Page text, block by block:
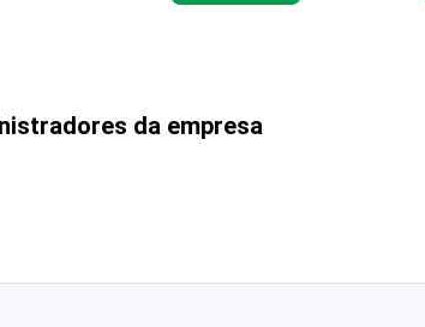
da empresa